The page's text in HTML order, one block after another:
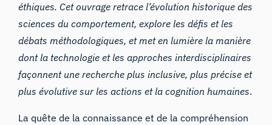
éthiques. Cet ouvrage retrace l’évolution historique des
sciences du comportement, explore les défis et les
débats méthodologiques, et met en lumière la manière
dont la technologie et les approches interdisciplinaires
façonnent une recherche plus inclusive, plus précise et
plus évolutive sur les actions et la cognition humaines.
La quête de la connaissance et de la compréhension